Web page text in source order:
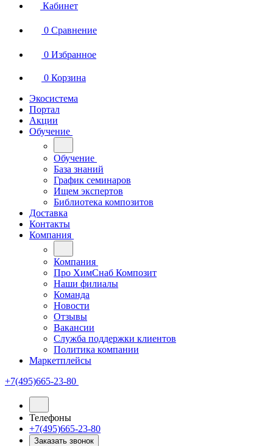
Кабинет
0 Сравнение
0 Избранное
0 Корзина
Экосистема
Портал
Акции
Обучение
Обучение
База знаний
График семинаров
Ищем экспертов
Библиотека композитов
Доставка
Контакты
Компания
Компания
Про ХимСнаб Композит
Наши филиалы
Команда
Новости
Отзывы
Вакансии
Служба поддержки клиентов
Политика компании
Маркетплейсы
+7(495)665-23-80
Телефоны
+7(495)665-23-80
Заказать звонок